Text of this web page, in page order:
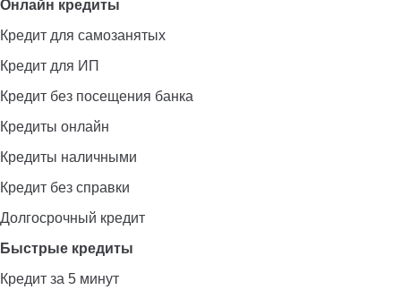
Онлайн кредиты
Кредит для самозанятых
Кредит для ИП
Кредит без посещения банка
Кредиты онлайн
Кредиты наличными
Кредит без справки
Долгосрочный кредит
Быстрые кредиты
Кредит за 5 минут